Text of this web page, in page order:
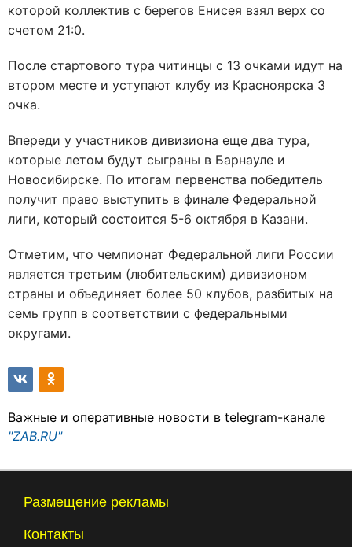
которой коллектив с берегов Енисея взял верх со
счетом 21:0.
После стартового тура читинцы с 13 очками идут на
втором месте и уступают клубу из Красноярска 3
очка.
Впереди у участников дивизиона еще два тура,
которые летом будут сыграны в Барнауле и
Новосибирске. По итогам первенства победитель
получит право выступить в финале Федеральной
лиги, который состоится 5-6 октября в Казани.
Отметим, что чемпионат Федеральной лиги России
является третьим (любительским) дивизионом
страны и объединяет более 50 клубов, разбитых на
семь групп в соответствии с федеральными
округами.
Важные и оперативные новости в telegram-канале
"ZAB.RU"
Размещение рекламы
Контакты